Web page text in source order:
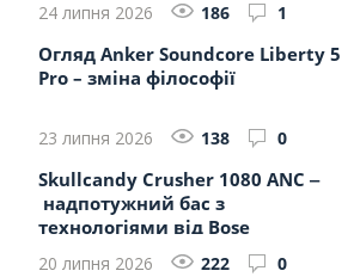
24 липня 2026 186 1
Огляд Anker Soundcore Liberty 5
Pro – зміна філософії
23 липня 2026 138 0
Skullcandy Crusher 1080 ANC ‒
надпотужний бас з
технологіями від Bose
20 липня 2026 222 0